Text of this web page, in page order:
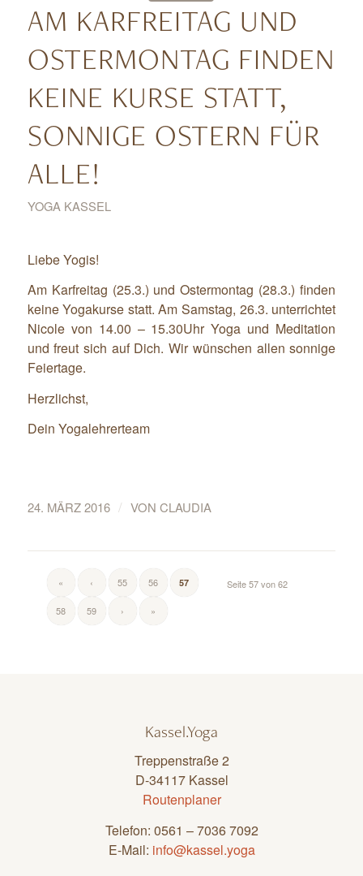
AM KARFREITAG UND
OSTERMONTAG FINDEN
KEINE KURSE STATT,
SONNIGE OSTERN FÜR
ALLE!
YOGA KASSEL
Liebe Yogis!
Am Karfreitag (25.3.) und Ostermontag (28.3.) finden
keine Yogakurse statt. Am Samstag, 26.3. unterrichtet
Nicole von 14.00 – 15.30Uhr Yoga und Meditation
und freut sich auf Dich. Wir wünschen allen sonnige
Feiertage.
Herzlichst,
Dein Yogalehrerteam
24. MÄRZ 2016 / VON CLAUDIA
Seite 57 von 62
« ‹ 55 56 57
58 59 › »
Kassel.Yoga
Treppenstraße 2
D-34117 Kassel
Routenplaner
Telefon: 0561 – 7036 7092
E-Mail: info@kassel.yoga